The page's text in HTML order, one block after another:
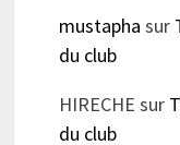
mustapha sur
du club
HIRECHE sur
du club